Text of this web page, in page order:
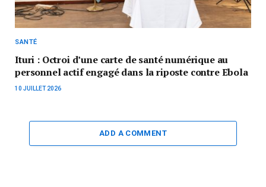
SANTÉ
Ituri : Octroi d’une carte de santé numérique au
personnel actif engagé dans la riposte contre Ebola
10 JUILLET 2026
ADD A COMMENT